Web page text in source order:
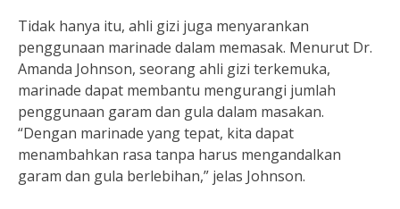
Tidak hanya itu, ahli gizi juga menyarankan
penggunaan marinade dalam memasak. Menurut Dr.
Amanda Johnson, seorang ahli gizi terkemuka,
marinade dapat membantu mengurangi jumlah
penggunaan garam dan gula dalam masakan.
“Dengan marinade yang tepat, kita dapat
menambahkan rasa tanpa harus mengandalkan
garam dan gula berlebihan,” jelas Johnson.